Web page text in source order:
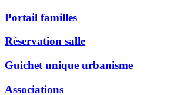
Portail familles
Réservation salle
Guichet unique urbanisme
Associations